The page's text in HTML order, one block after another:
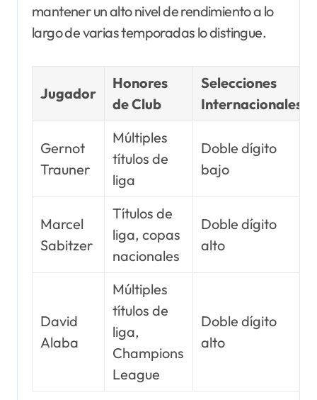
mantener un alto nivel de rendimiento a lo
largo de varias temporadas lo distingue.
Jugador
Honores
de Club
Selecciones
Internacionales
Gernot
Trauner
Múltiples
títulos de
liga
Doble dígito
bajo
Marcel
Sabitzer
Títulos de
liga, copas
nacionales
Doble dígito
alto
David
Alaba
Múltiples
títulos de
liga,
Champions
League
Doble dígito
alto